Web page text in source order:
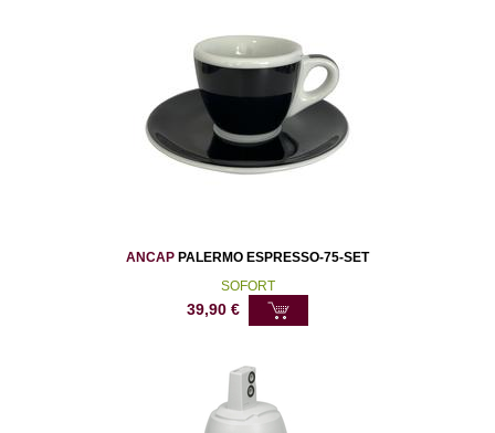
ANCAP PALERMO ESPRESSO-75-SET
SOFORT
39,90 €